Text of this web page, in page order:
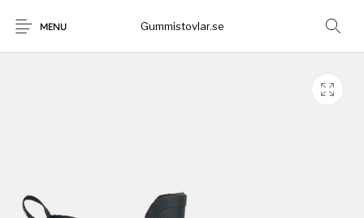
MENU Gummistovlar.se